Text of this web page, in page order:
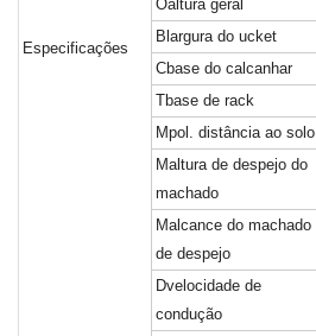
Especificações
Oaltura geral
B largura do ucket
Cbase do calcanhar
Tbase de rack
Mpol. distância ao solo
Maltura de despejo do
machado
Malcance do machado
de despejo
Dvelocidade de
condução